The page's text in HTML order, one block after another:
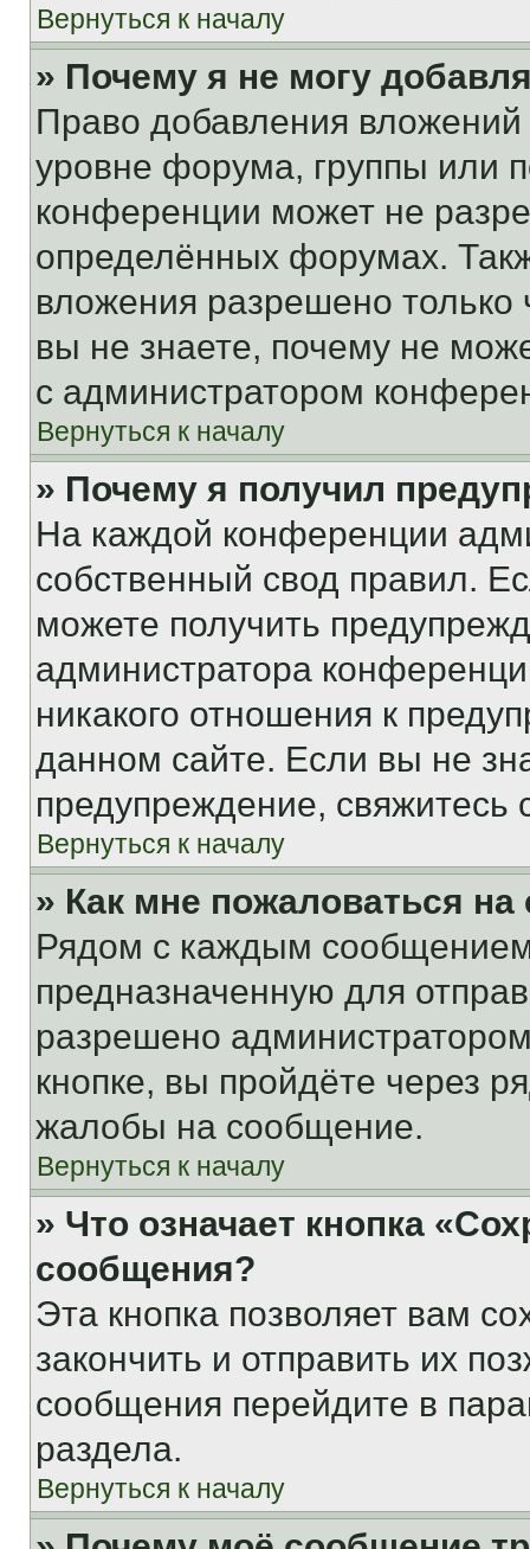
Вернуться к началу
» Почему я не могу
Право добавления
уровне форума, группы или
конференции может не
определённых форумах.
вложения разрешено
вы не знаете, почему не
с администратором
Вернуться к началу
» Почему я получил
На каждой конференции
собственный свод правил.
можете получить
администратора
никакого отношения к
данном сайте. Если вы не
предупреждение,
Вернуться к началу
» Как мне пожаловаться
Рядом с каждым сообщением
предназначенную для
разрешено
кнопке, вы пройдёте через
жалобы на сообщение.
Вернуться к началу
» Что означает кнопка
сообщения?
Эта кнопка позволяет вам
закончить и отправить их
сообщения перейдите в
раздела.
Вернуться к началу